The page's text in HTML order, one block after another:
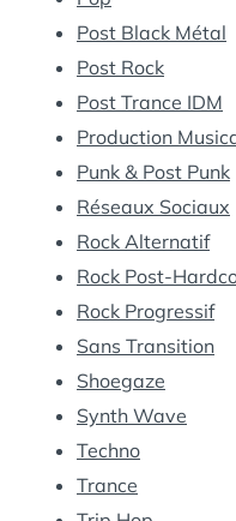
Post Black Métal
Post Rock
Post Trance IDM
Production
Punk & Post Punk
Réseaux Sociaux
Rock Alternatif
Rock Post-
Rock Progressif
Sans Transition
Shoegaze
Synth Wave
Techno
Trance